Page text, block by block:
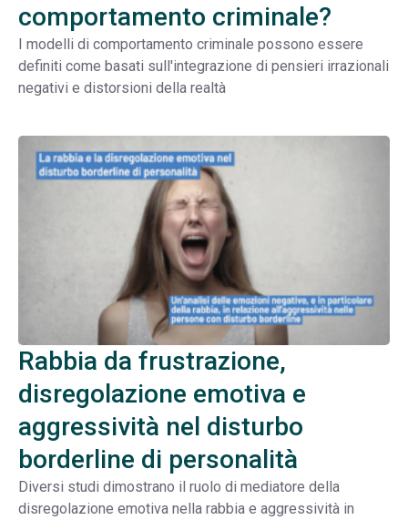
comportamento criminale?
I modelli di comportamento criminale possono essere
definiti come basati sull'integrazione di pensieri irrazionali
negativi e distorsioni della realtà
Rabbia da frustrazione,
disregolazione emotiva e
aggressività nel disturbo
borderline di personalità
Diversi studi dimostrano il ruolo di mediatore della
disregolazione emotiva nella rabbia e aggressività in